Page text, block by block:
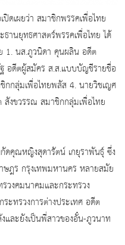
ดเผยว่า สมาชิกพรรคเพื่อไทย
านยุทธศาสตร์พรรคเพื่อไทย ได้
1. นส.ภูวนิดา คุนผลิน อดีต
อดีตผู้สมัคร ส.ส.แบบบัญชีรายชื่อ
กลุ่มเพื่อไทยพลัส 4. นายวิชเญศ
งขวรรณ สมาชิกกลุ่มเพื่อไทย
ดคุณหญิงสุดารัตน์ เกยุราพันธุ์ ซึ่ง
ษฎร กรุงเทพมหานคร หลายสมัย
วงคมนาคมและกระทรวง
ะทรวงการต่างประเทศ อดีต
และยังเป็นพี่สาวของอั๋น-ภูวนาท